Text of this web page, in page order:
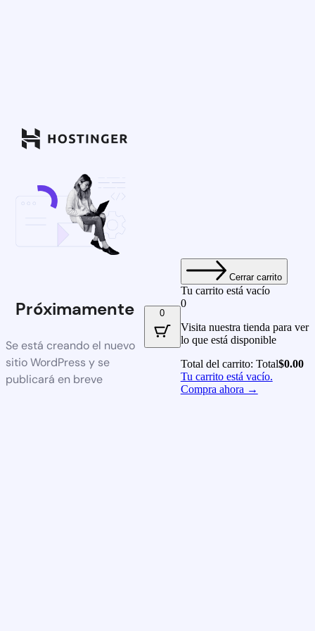
Próximamente
Se está creando el nuevo
sitio WordPress y se
publicará en breve
0
Cerrar carrito
Tu carrito está vacío
0
Visita nuestra tienda para ver
lo que está disponible
Total del carrito: Total$0.00
Tu carrito está vacío.
Compra ahora →